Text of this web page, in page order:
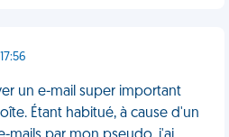
un e-mail super important
Étant habitué, à cause d'un